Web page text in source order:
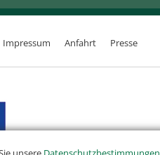
Impressum Anfahrt Presse